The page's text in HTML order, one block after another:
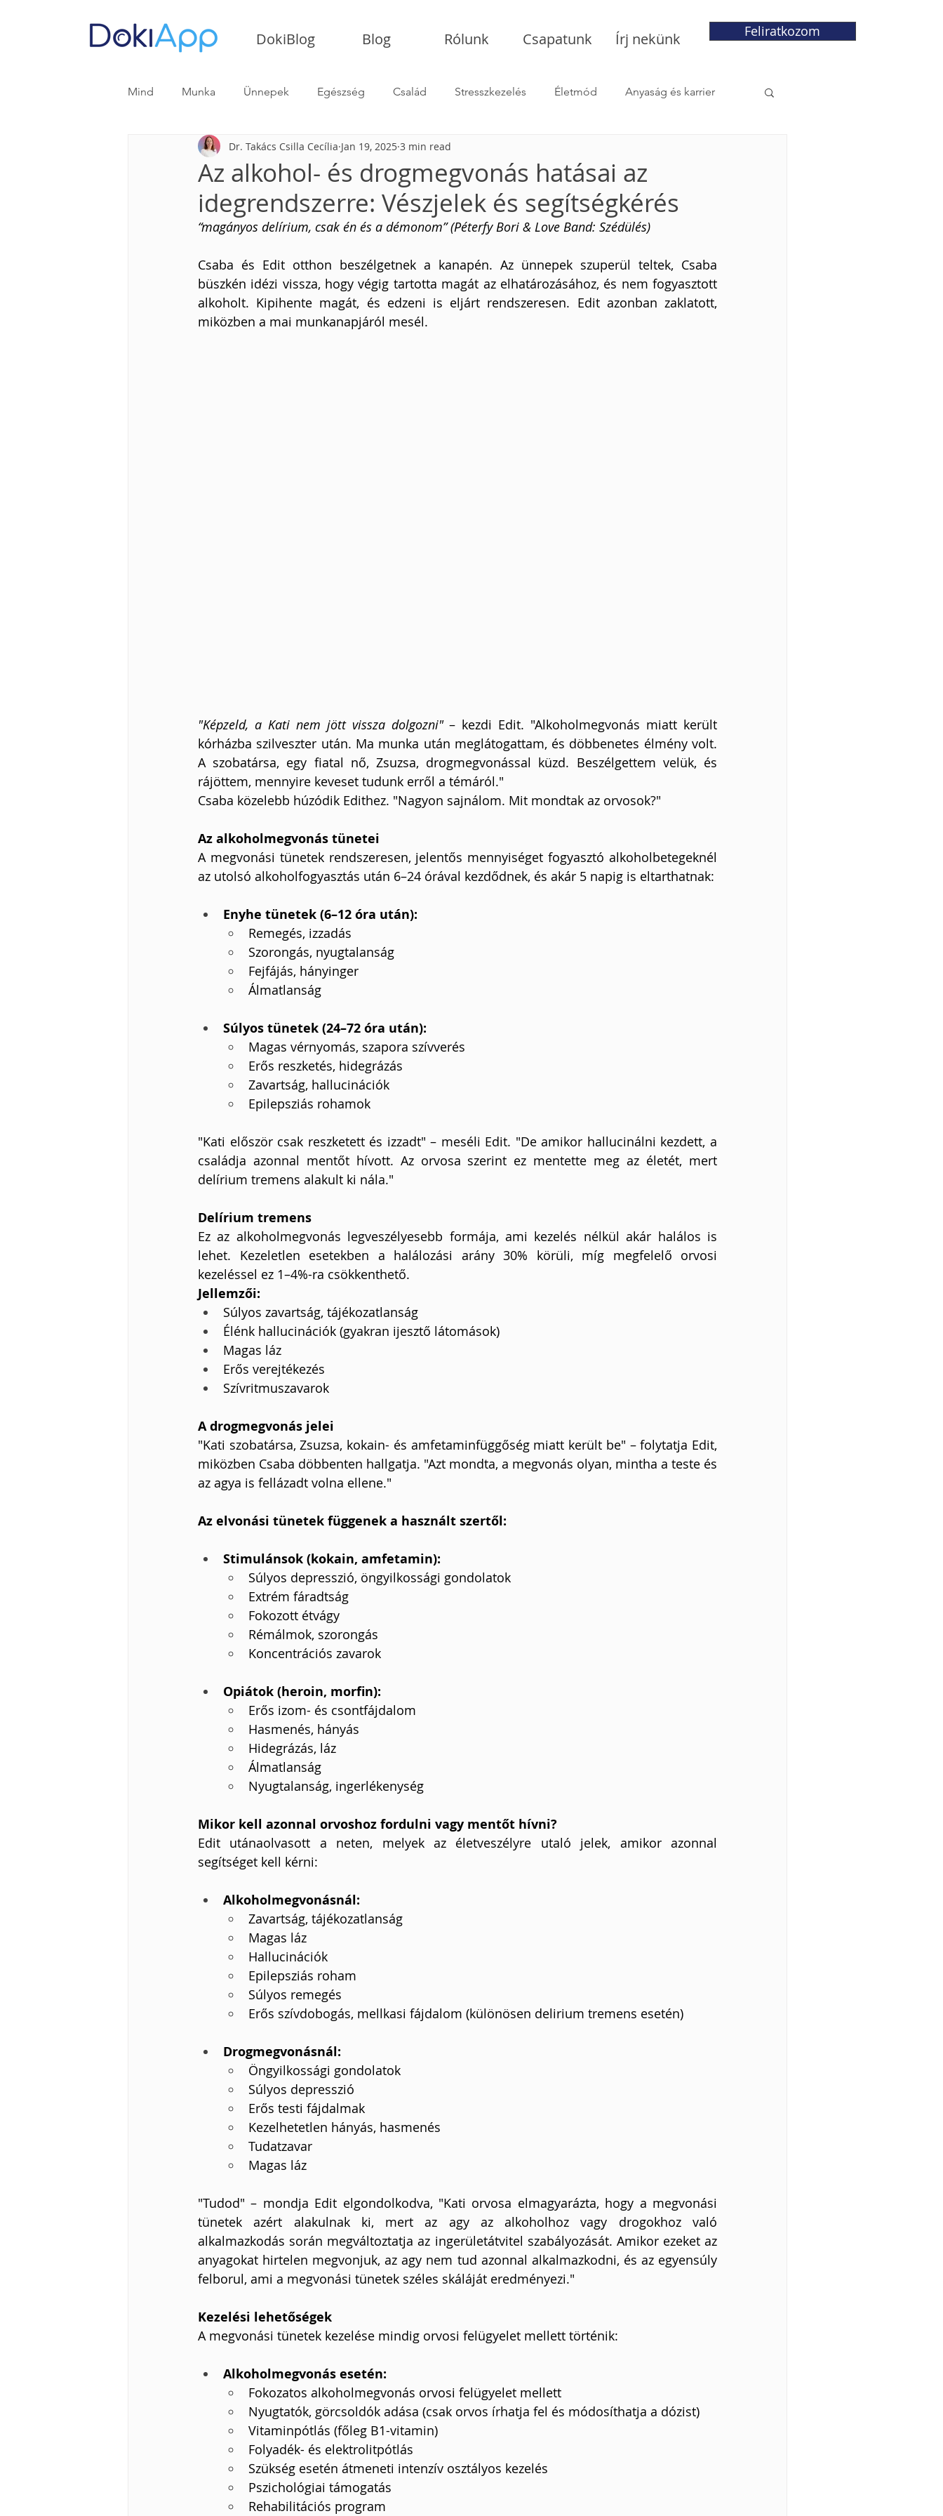
DokiBlog Blog Rólunk Csapatunk Írj nekünk Feliratkozom
Mind Munka Ünnepek Egészség Család Stresszkezelés Életmód Anyaság és karrier
Gasztroenterológiai útmutató Hogyan válassz pszichológust
Az alkohol- és drogmegvonás hatásai az
idegrendszerre: Vészjelek és segítségkérés
Dr. Takács Csilla Cecília Jan 19, 2025 3 min read
“magányos delírium, csak én és a démonom” (Péterfy Bori & Love Band: Szédülés)
Csaba és Edit otthon beszélgetnek a kanapén. Az ünnepek szuperül teltek, Csaba
büszkén idézi vissza, hogy végig tartotta magát az elhatározásához, és nem fogyasztott
alkoholt. Kipihente magát, és edzeni is eljárt rendszeresen. Edit azonban zaklatott,
miközben a mai munkanapjáról mesél.
"Képzeld, a Kati nem jött vissza dolgozni" – kezdi Edit. "Alkoholmegvonás miatt került
kórházba szilveszter után. Ma munka után meglátogattam, és döbbenetes élmény volt.
A szobatársa, egy fiatal nő, Zsuzsa, drogmegvonással küzd. Beszélgettem velük, és
rájöttem, mennyire keveset tudunk erről a témáról."
Csaba közelebb húzódik Edithez. "Nagyon sajnálom. Mit mondtak az orvosok?"
Az alkoholmegvonás tünetei
A megvonási tünetek rendszeresen, jelentős mennyiséget fogyasztó alkoholbetegeknél
az utolsó alkoholfogyasztás után 6–24 órával kezdődnek, és akár 5 napig is eltarthatnak:
Enyhe tünetek (6–12 óra után):
Remegés, izzadás
Szorongás, nyugtalanság
Fejfájás, hányinger
Álmatlanság
Súlyos tünetek (24–72 óra után):
Magas vérnyomás, szapora szívverés
Erős reszketés, hidegrázás
Zavartság, hallucinációk
Epilepsziás rohamok
"Kati először csak reszketett és izzadt" – meséli Edit. "De amikor hallucinálni kezdett, a
családja azonnal mentőt hívott. Az orvosa szerint ez mentette meg az életét, mert
delírium tremens alakult ki nála."
Delírium tremens
Ez az alkoholmegvonás legveszélyesebb formája, ami kezelés nélkül akár halálos is
lehet. Kezeletlen esetekben a halálozási arány 30% körüli, míg megfelelő orvosi
kezeléssel ez 1–4%-ra csökkenthető.
Jellemzői:
Súlyos zavartság, tájékozatlanság
Élénk hallucinációk (gyakran ijesztő látomások)
Magas láz
Erős verejtékezés
Szívritmuszavarok
A drogmegvonás jelei
"Kati szobatársa, Zsuzsa, kokain- és amfetaminfüggőség miatt került be" – folytatja Edit,
miközben Csaba döbbenten hallgatja. "Azt mondta, a megvonás olyan, mintha a teste és
az agya is fellázadt volna ellene."
Az elvonási tünetek függenek a használt szertől:
Stimulánsok (kokain, amfetamin):
Súlyos depresszió, öngyilkossági gondolatok
Extrém fáradtság
Fokozott étvágy
Rémálmok, szorongás
Koncentrációs zavarok
Opiátok (heroin, morfin):
Erős izom- és csontfájdalom
Hasmenés, hányás
Hidegrázás, láz
Álmatlanság
Nyugtalanság, ingerlékenység
Mikor kell azonnal orvoshoz fordulni vagy mentőt hívni?
Edit utánaolvasott a neten, melyek az életveszélyre utaló jelek, amikor azonnal
segítséget kell kérni:
Alkoholmegvonásnál:
Zavartság, tájékozatlanság
Magas láz
Hallucinációk
Epilepsziás roham
Súlyos remegés
Erős szívdobogás, mellkasi fájdalom (különösen delirium tremens esetén)
Drogmegvonásnál:
Öngyilkossági gondolatok
Súlyos depresszió
Erős testi fájdalmak
Kezelhetetlen hányás, hasmenés
Tudatzavar
Magas láz
"Tudod" – mondja Edit elgondolkodva, "Kati orvosa elmagyarázta, hogy a megvonási
tünetek azért alakulnak ki, mert az agy az alkoholhoz vagy drogokhoz való
alkalmazkodás során megváltoztatja az ingerületátvitel szabályozását. Amikor ezeket az
anyagokat hirtelen megvonjuk, az agy nem tud azonnal alkalmazkodni, és az egyensúly
felborul, ami a megvonási tünetek széles skáláját eredményezi."
Kezelési lehetőségek
A megvonási tünetek kezelése mindig orvosi felügyelet mellett történik:
Alkoholmegvonás esetén:
Fokozatos alkoholmegvonás orvosi felügyelet mellett
Nyugtatók, görcsoldók adása (csak orvos írhatja fel és módosíthatja a dózist)
Vitaminpótlás (főleg B1-vitamin)
Folyadék- és elektrolitpótlás
Szükség esetén átmeneti intenzív osztályos kezelés
Pszichológiai támogatás
Rehabilitációs program